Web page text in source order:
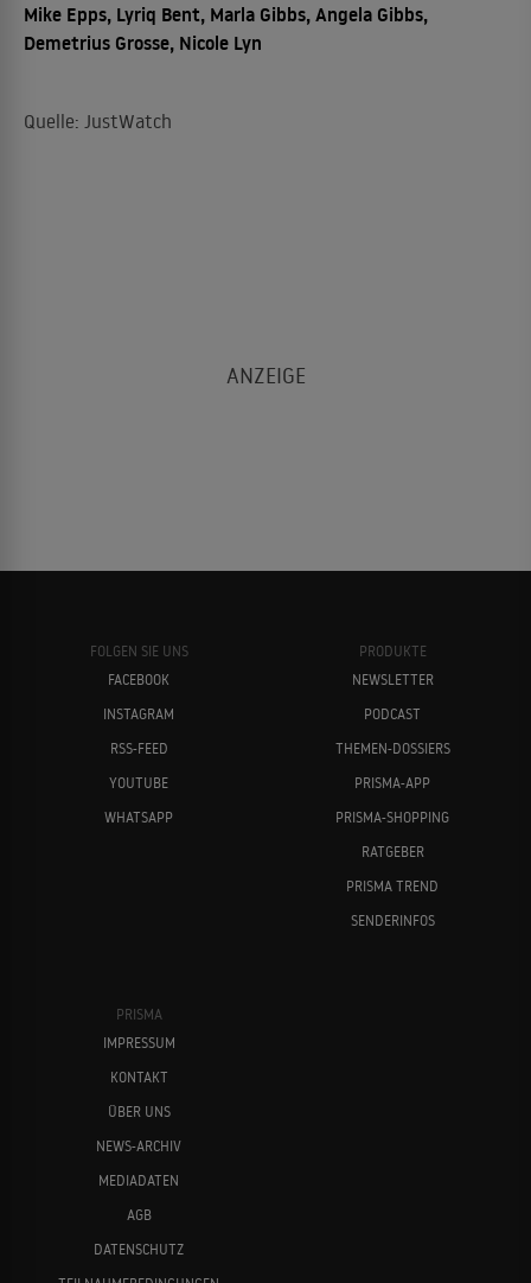
Mike Epps, Lyriq Bent, Marla Gibbs, Angela Gibbs,
Demetrius Grosse, Nicole Lyn
Quelle: JustWatch
FOLGEN SIE UNS
FACEBOOK
INSTAGRAM
RSS-FEED
YOUTUBE
WHATSAPP
PRODUKTE
NEWSLETTER
PODCAST
THEMEN-DOSSIERS
PRISMA-APP
PRISMA-SHOPPING
RATGEBER
PRISMA TREND
SENDERINFOS
PRISMA
IMPRESSUM
KONTAKT
ÜBER UNS
NEWS-ARCHIV
MEDIADATEN
AGB
DATENSCHUTZ